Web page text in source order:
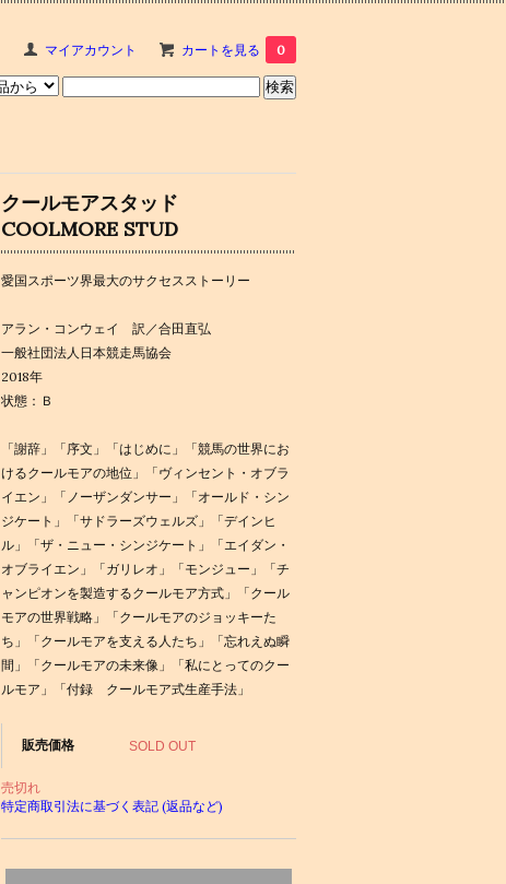
マイアカウント カートを見る 0
クールモアスタッド
COOLMORE STUD
愛国スポーツ界最大のサクセスストーリー
アラン・コンウェイ 訳／合田直弘
一般社団法人日本競走馬協会
2018年
状態：Ｂ
「謝辞」「序文」「はじめに」「競馬の世界にお
けるクールモアの地位」「ヴィンセント・オブラ
イエン」「ノーザンダンサー」「オールド・シン
ジケート」「サドラーズウェルズ」「デインヒ
ル」「ザ・ニュー・シンジケート」「エイダン・
オブライエン」「ガリレオ」「モンジュー」「チ
ャンピオンを製造するクールモア方式」「クール
モアの世界戦略」「クールモアのジョッキーた
ち」「クールモアを支える人たち」「忘れえぬ瞬
間」「クールモアの未来像」「私にとってのクー
ルモア」「付録 クールモア式生産手法」
販売価格 SOLD OUT
売切れ
特定商取引法に基づく表記 (返品など)